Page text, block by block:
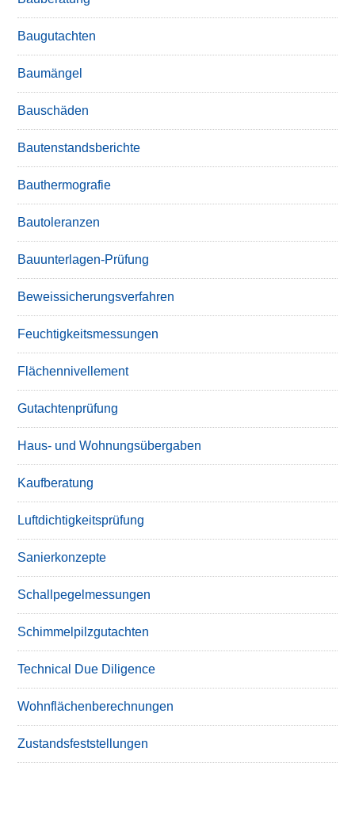
Baugutachten
Baumängel
Bauschäden
Bautenstandsberichte
Bauthermografie
Bautoleranzen
Bauunterlagen-Prüfung
Beweissicherungsverfahren
Feuchtigkeitsmessungen
Flächennivellement
Gutachtenprüfung
Haus- und Wohnungsübergaben
Kaufberatung
Luftdichtigkeitsprüfung
Sanierkonzepte
Schallpegelmessungen
Schimmelpilzgutachten
Technical Due Diligence
Wohnflächenberechnungen
Zustandsfeststellungen